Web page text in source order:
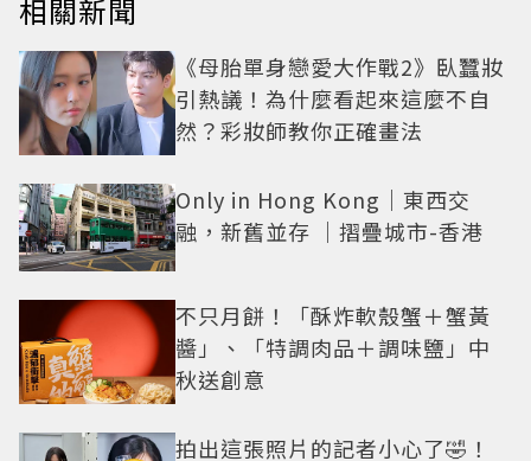
相關新聞
《母胎單身戀愛大作戰2》臥蠶妝
引熱議！為什麼看起來這麼不自
然？彩妝師教你正確畫法
Only in Hong Kong｜東西交
融，新舊並存 ｜摺疊城市-香港
不只月餅！「酥炸軟殼蟹＋蟹黃
醬」、「特調肉品＋調味鹽」中
秋送創意
拍出這張照片的記者小心了🤣！